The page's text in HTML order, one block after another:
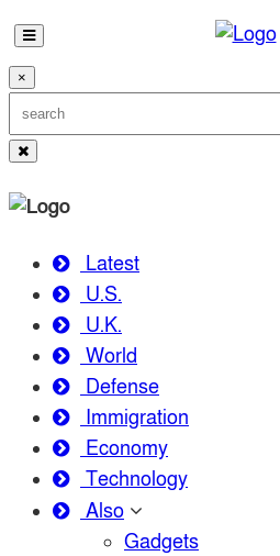
×
Latest
U.S.
U.K.
World
Defense
Immigration
Economy
Technology
Also
Gadgets